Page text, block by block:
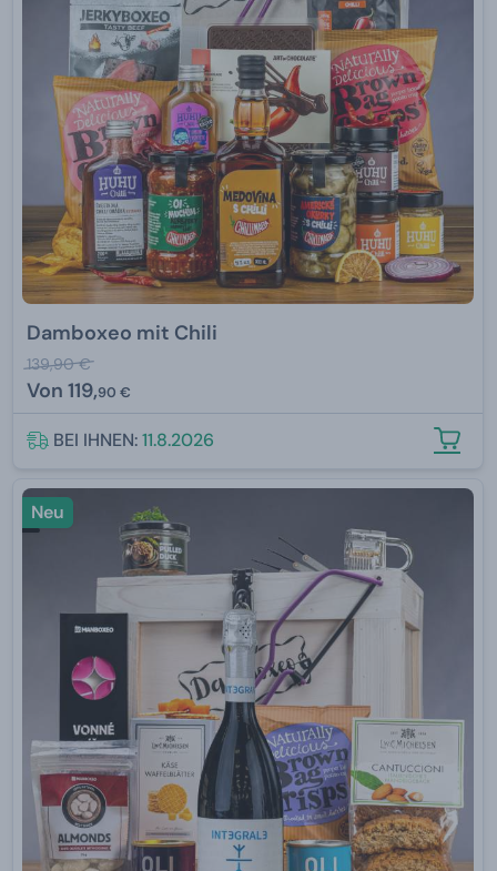
Damboxeo mit Chili
139,90 €
Von 119,90 €
BEI IHNEN:11.8.2026
Neu